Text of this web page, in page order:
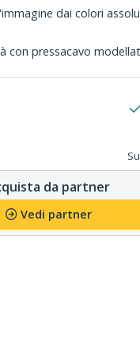
dai colori
con pressacavo
da partner
Vedi partner